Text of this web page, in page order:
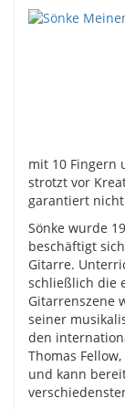
mit 10 Fingern
strotzt vor
garantiert
Sönke wurde
beschäftigt
Gitarre.
schließlich die
Gitarrenszene
seiner
den
Thomas
und kann